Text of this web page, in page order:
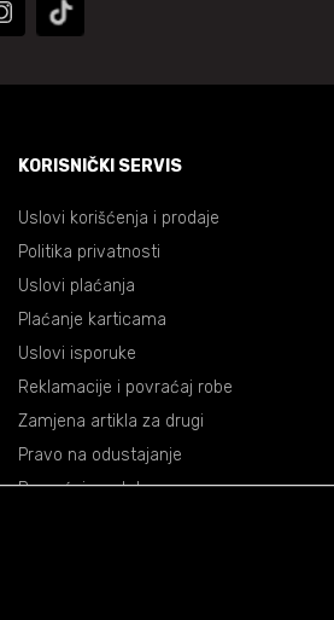
KORISNIČKI SERVIS
Uslovi korišćenja i prodaje
Politika privatnosti
Uslovi plaćanja
Plaćanje karticama
Uslovi isporuke
Reklamacije i povraćaj robe
Zamjena artikla za drugi
Pravo na odustajanje
Povraćaj sredstava